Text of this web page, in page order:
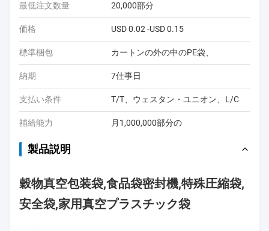
最低注文数量 20,000部分
価格 USD 0.02 -USD 0.15
標準梱包 カートンの外の中のPE袋、
納期 7仕事日
支払い条件 T/T、ウェスタン・ユニオン、L/C
補給能力 月1,000,000部分の
製品説明
穀物真空包装袋,食品袋密封機,特殊圧縮袋,
安全袋,家用真空プラスチック袋